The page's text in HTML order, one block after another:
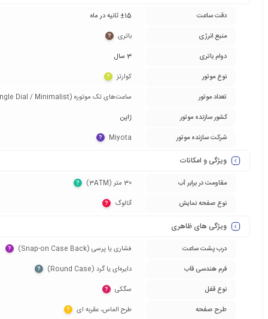
دقت ساعت
±15 ثانیه در ماه
منبع انرژی
باتری‏ ?
دوام باتری
3 سال
نوع موتور
کوارتز‏ ?
تعداد موتور
ساعت‌های تک موتوره (Single Dial / Minimalist)‏
کشور سازنده موتور
ژاپن
شرکت سازنده موتور
Miyota‏
?
ویژگی و امکانات
مقاومت در برابر آب 30 متر (3ATM)‏ ?
نوع صفحه نمایش آنالوگ‏ ?
ویژگی های ظاهری
درب پشت ساعت فشاری یا پرسی (Snap-on Case Back)‏ ?
فرم هندسی قاب دایره‌ای یا گرد (Round Case)‏ ?
نوع قفل سگکی‏ ?
طرح صفحه طرح الماس، عقربه ای‏ ?